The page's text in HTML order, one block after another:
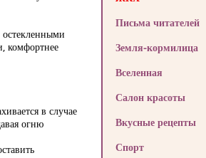
комфортнее
в случае
огню
Письма читателей
Земля-кормилица
Вселенная
Салон красоты
Вкусные рецепты
Спорт